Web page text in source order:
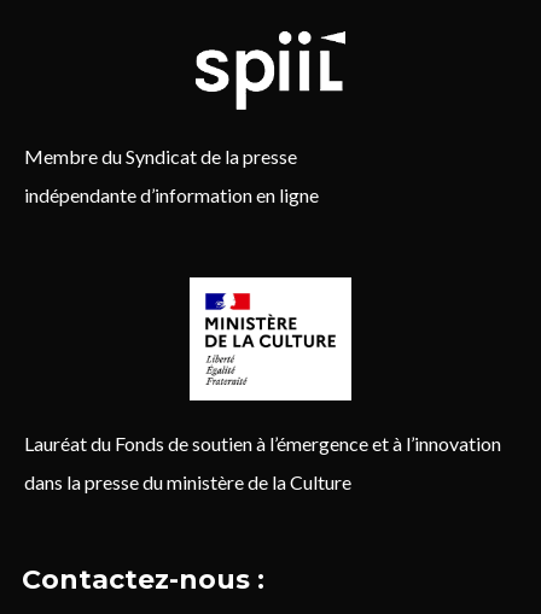
Membre du Syndicat de la presse
indépendante d’information en ligne
Lauréat du Fonds de soutien à l’émergence et à l’innovation
dans la presse du ministère de la Culture
Contactez-nous :